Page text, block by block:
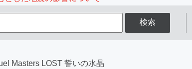
検索
Masters LOST 誓いの水晶